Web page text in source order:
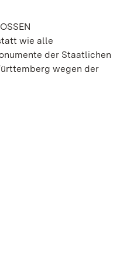
wie alle
der Staatlichen
wegen der